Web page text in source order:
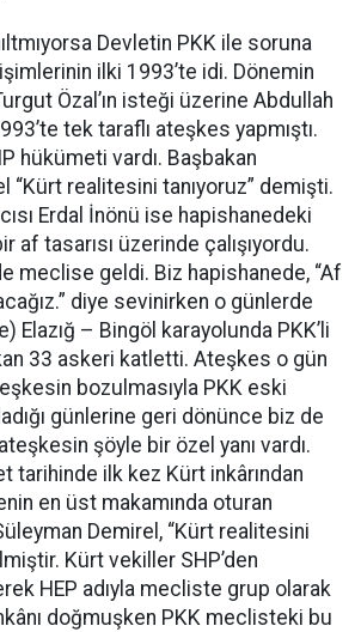
Devletin PKK ile soruna
ilki 1993’te idi. Dönemin
Özal’ın isteği üzerine Abdullah
tek taraflı ateşkes yapmıştı.
hükümeti vardı. Başbakan
“Kürt realitesini tanıyoruz” demişti.
Erdal İnönü ise hapishanedeki
af tasarısı üzerinde çalışıyordu.
meclise geldi. Biz hapishanede, “Af
diye sevinirken o günlerde
Elazığ – Bingöl karayolunda PKK’li
33 askeri katletti. Ateşkes o gün
bozulmasıyla PKK eski
günlerine geri dönünce biz de
şöyle bir özel yanı vardı.
tarihinde ilk kez Kürt inkârından
en üst makamında oturan
Demirel, “Kürt realitesini
Kürt vekiller SHP’den
HEP adıyla mecliste grup olarak
doğmuşken PKK meclisteki bu